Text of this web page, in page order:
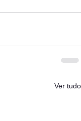
Ver tudo